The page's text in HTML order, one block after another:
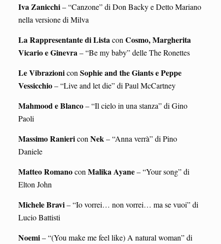
Iva Zanicchi– “Canzone” di Don Backy e Detto Mariano
nella versione di Milva
La Rappresentante di Listacon Cosmo, Margherita
Vicario e Ginevra– “Be my baby” delle The Ronettes
Le Vibrazionicon Sophie and the Giants e Peppe
Vessicchio– “Live and let die” di Paul McCartney
Mahmood e Blanco– “Il cielo in una stanza” di Gino
Paoli
Massimo Raniericon Nek– “Anna verrà” di Pino
Daniele
Matteo RomanoconMalika Ayane– “Your song” di
Elton John
Michele Bravi– “Io vorrei… non vorrei… ma se vuoi” di
Lucio Battisti
Noemi– “(You make me feel like) A natural woman” di